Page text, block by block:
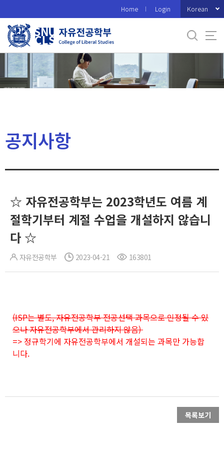
로
메
Home Login Korean
공지사항
☆ 자유전공학부는 2023학년도 여름 계
절학기부터 계절 수업을 개설하지 않습니
다 ☆
자유전공학부 2023-04-21 163801
(ISP는 별도, 자유전공학부 전공선택 과목으로 인정될 수 있
으나 자유전공학부에서 관리하지 않음)
=> 정규학기에 자유전공학부에서 개설되는 과목만 가능합
니다.
목록보기